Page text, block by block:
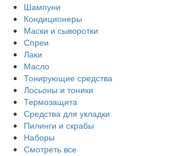
Шампуни
Кондиционеры
Маски и сыворотки
Спреи
Лаки
Масло
Тонирующие средства
Лосьоны и тоники
Термозащита
Средства для укладки
Пилинги и скрабы
Наборы
Смотреть все